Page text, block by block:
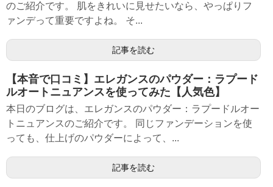
のご紹介です。 肌をきれいに見せたいなら、やっぱりフ
ァンデって重要ですよね。 そ...
記事を読む
【本音で口コミ】エレガンスのパウダー：ラプード
ルオートニュアンスを使ってみた【人気色】
本日のブログは、エレガンスのパウダー：ラプードルオー
トニュアンスのご紹介です。 同じファンデーションを使
っても、仕上げのパウダーによって、...
記事を読む